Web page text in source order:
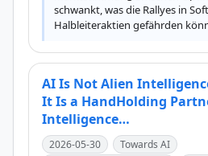
schwankt, was die Rallyes in
Halbleiteraktien gefährden
AI Is Not Alien
It Is a HandHolding
Intelligence…
2026-05-30
Towards AI